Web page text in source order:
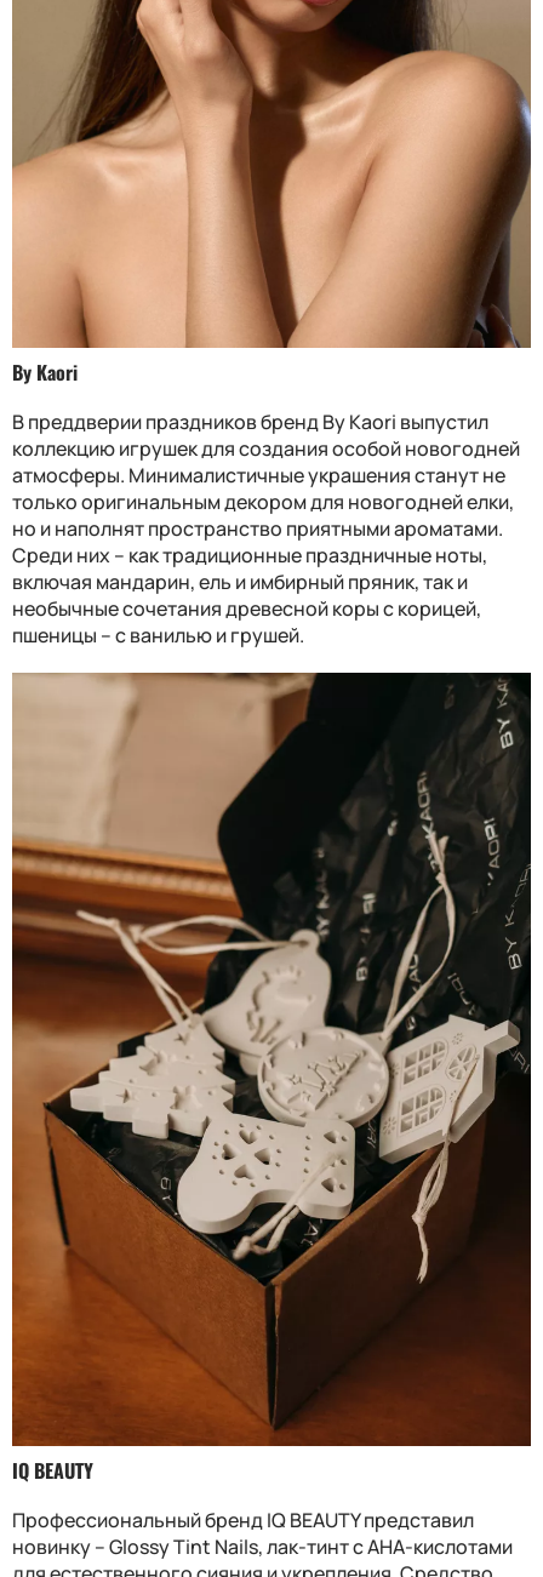
By Kaori
В преддверии праздников бренд By Kaori выпустил
коллекцию игрушек для создания особой новогодней
атмосферы. Минималистичные украшения станут не
только оригинальным декором для новогодней елки,
но и наполнят пространство приятными ароматами.
Среди них – как традиционные праздничные ноты,
включая мандарин, ель и имбирный пряник, так и
необычные сочетания древесной коры с корицей,
пшеницы – с ванилью и грушей.
IQ BEAUTY
Профессиональный бренд IQ BEAUTY представил
новинку – Glossy Tint Nails, лак-тинт с АНА-кислотами